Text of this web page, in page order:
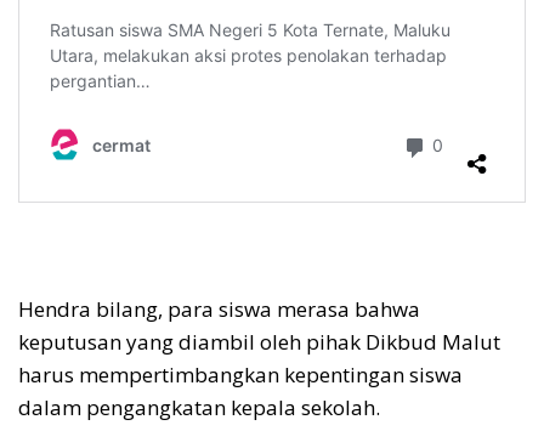
Hendra bilang, para siswa merasa bahwa
keputusan yang diambil oleh pihak Dikbud Malut
harus mempertimbangkan kepentingan siswa
dalam pengangkatan kepala sekolah.